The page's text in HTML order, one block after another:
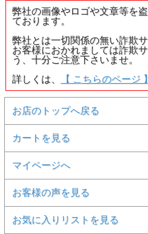
自然のモノですのでどうしても
界に一つだけの特徴とお考え頂
●地金は18金イエローゴールド
品です。
●チェーンは別売りです。
・エンジェル・スキン・コーラ
・モモ珊瑚 ( モモサンゴ )
・レッド・コーラル ( 赤珊瑚 )
・イエローゴールド(金)
誕生日石
弊社の画像やロゴや文章等を
ております。
弊社とは一切関係の無い詐欺
お客様におかれましては詐欺
う、十分ご注意下さいませ。
詳しくは、
【 こちらのページ 】
お店のトップへ戻る
カートを見る
マイページへ
お客様の声を見る
お気に入りリストを見る